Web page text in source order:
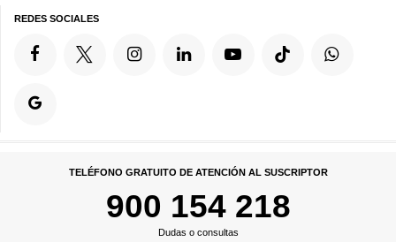
REDES SOCIALES
TELÉFONO GRATUITO DE ATENCIÓN AL SUSCRIPTOR
900 154 218
Dudas o consultas